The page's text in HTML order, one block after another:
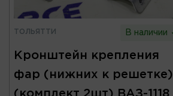
ТОЛЬЯТТИ В наличии
Кронштейн крепления
фар (нижних к решетке)
(комплект 2шт) ВАЗ-1118